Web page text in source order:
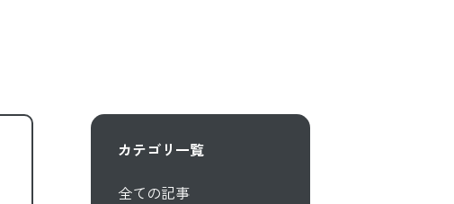
カテゴリ一覧
全ての記事